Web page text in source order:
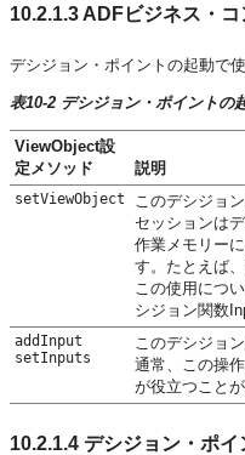
10.2.1.3 ADFビジネス・
デシジョン・ポイントの起動で
表10-2 デシジョン・ポイントの
ViewObject設
定メソッド
説明
setViewObject このデシジョン
セッションは
作業メモリー
す。たとえば
この使用につ
シジョン関数
addInput
setInputs
このデシジョ
通常、この操
が役立つことが
10.2.1.4 デシジョン・ポ